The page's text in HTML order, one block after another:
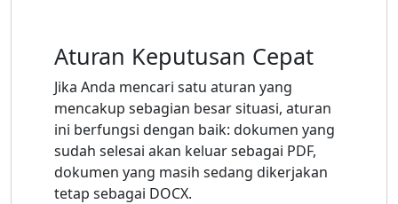
Aturan Keputusan Cepat
Jika Anda mencari satu aturan yang
mencakup sebagian besar situasi, aturan
ini berfungsi dengan baik: dokumen yang
sudah selesai akan keluar sebagai PDF,
dokumen yang masih sedang dikerjakan
tetap sebagai DOCX.